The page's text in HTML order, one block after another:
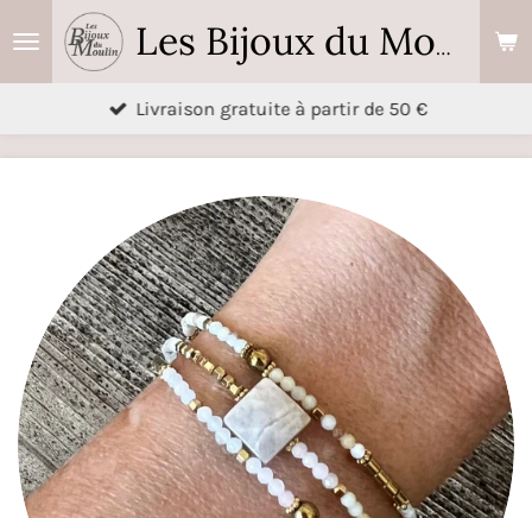
Passer
Les Bijoux du Moulin
Livraison gratuite à partir de 50 €